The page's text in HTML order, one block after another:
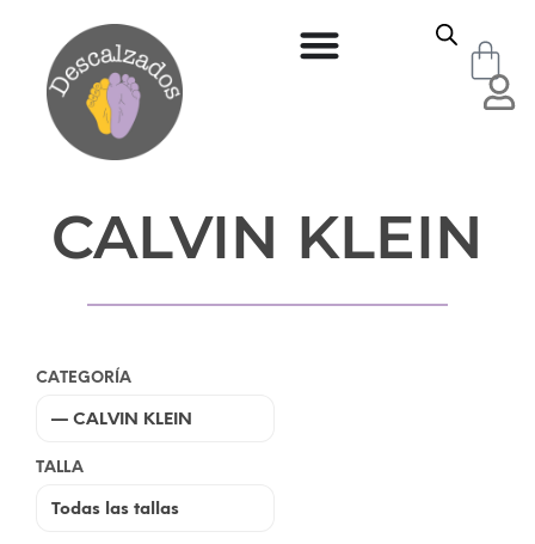
CALVIN KLEIN
CATEGORÍA
TALLA